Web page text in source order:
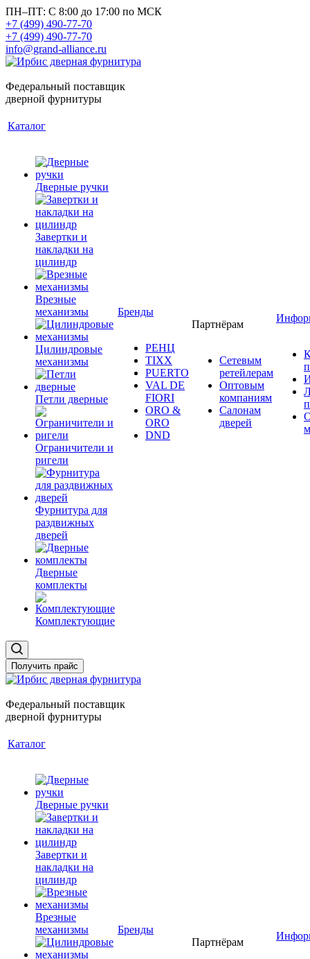
ПН–ПТ: С 8:00 до 17:00 по МСК
+7 (499) 490-77-70
+7 (499) 490-77-70
info@grand-alliance.ru
Федеральный поставщик
дверной фурнитуры
Каталог
Дверные ручки
Завертки и
накладки на
цилиндр
Врезные
механизмы
Цилиндровые
механизмы
Петли дверные
Ограничители и
ригели
Фурнитура для
раздвижных
дверей
Дверные
комплекты
Комплектующие
Бренды
РЕНЦ
TIXX
PUERTO
VAL DE
FIORI
ORO &
ORO
DND
Партнёрам
Сетевым
ретейлерам
Оптовым
компаниям
Салонам
дверей
Получить прайс
Федеральный поставщик
дверной фурнитуры
Каталог
Дверные ручки
Завертки и
накладки на
цилиндр
Врезные
механизмы
Бренды
Партнёрам